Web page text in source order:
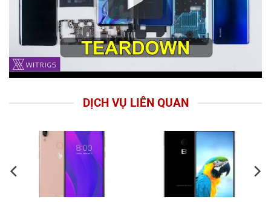
DỊCH VỤ LIÊN QUAN